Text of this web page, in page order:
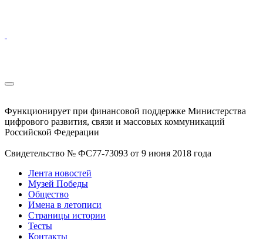
Функционирует при финансовой поддержке Министерства
цифрового развития, связи и массовых коммуникаций
Российской Федерации
Свидетельство № ФС77-73093 от 9 июня 2018 года
Лента новостей
Музей Победы
Общество
Имена в летописи
Страницы истории
Тесты
Контакты